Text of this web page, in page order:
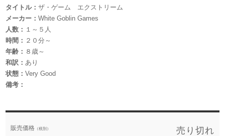
タイトル：ザ・ゲーム エクストリーム
メーカー：White Goblin Games
人数： １～５人
時間： ２０分～
年齢： ８歳～
和訳：あり
状態：Very Good
備考：
販売価格 （税別） 売り切れ